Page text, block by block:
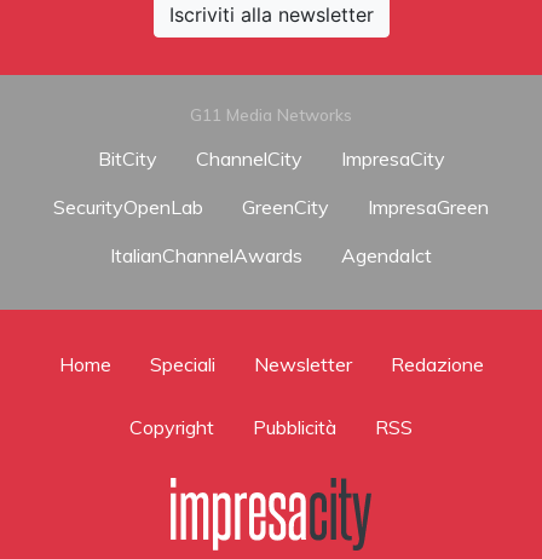
Iscriviti alla newsletter
G11 Media Networks
BitCity ChannelCity
ImpresaCity
SecurityOpenLab
GreenCity
ImpresaGreen
ItalianChannelAwards
AgendaIct
Home Speciali Newsletter Redazione
Copyright Pubblicità RSS